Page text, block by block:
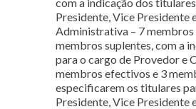
Presidente, Vice Presidente
Administrativa – 7
membros suplentes, com a
para o cargo de Provedor e
membros efectivos e 3
especificarem os titulares
Presidente, Vice Presidente